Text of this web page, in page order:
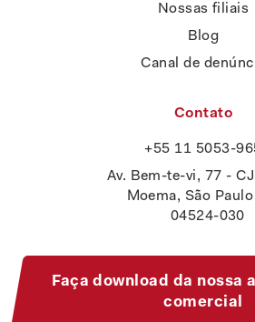
Nossas filiais
Blog
Canal de
Contato
+55 11 5053-
Av. Bem-te-vi, 77 -
Moema, São Paulo
04524-030
Faça download da nossa
comercial